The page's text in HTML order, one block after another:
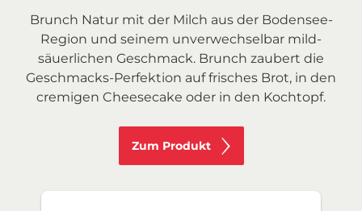
Brunch Natur mit der Milch aus der Bodensee-
Region und seinem unverwechselbar mild-
säuerlichen Geschmack. Brunch zaubert die
Geschmacks-Perfektion auf frisches Brot, in den
cremigen Cheesecake oder in den Kochtopf.
Zum Produkt